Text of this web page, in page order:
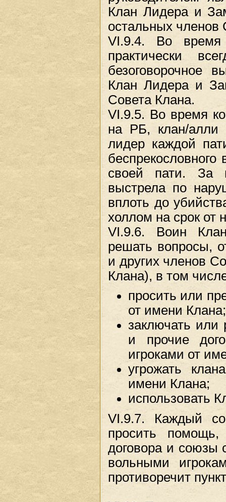
Клан Лидера и
остальных членов
VI.9.4. Во
практически
безоговорочное
Клан Лидера и
Совета Клана.
VI.9.5. Во время
на РБ, клан/алли
лидер каждой
своей пати. За
выстрела по
вплоть до
холлом на срок от
VI.9.6. Воин
решать вопросы,
и других членов
Клана), в том
просить или
от имени Клана;
заключать или
и прочие
игроками от
угрожать
имени Клана;
использовать
VI.9.7. Каждый
просить помощь,
договора и союзы
вольными
противоречит